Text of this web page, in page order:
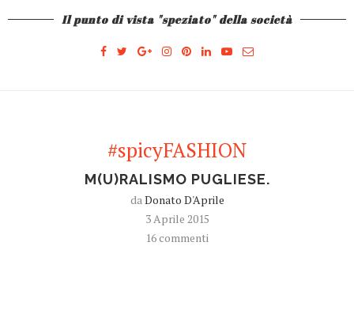
Il punto di vista "speziato" della società
#spicyFASHION
M(U)RALISMO PUGLIESE.
daDonato D'Aprile
3 Aprile 2015
16 commenti